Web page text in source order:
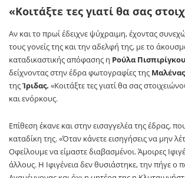
«Κοιτάξτε τες γιατί θα σας
Αν και το πρωί έδειχνε ψύχραιμη, έχοντας
τους γονείς της και την αδελφή της, με το
καταδικαστικής απόφασης η Ρούλα Πισπιρίγκου
δείχνοντας στην έδρα φωτογραφίες της Μαλένας
τηςΊριδας. «Κοιτάξτε τες γιατί θα σας
και ενόρκους.
Επίθεση έκανε και στην εισαγγελέα της έδρας,
καταδίκη της. «Όταν κάνετε εισηγήσεις να μην
Οφείλουμε να είμαστε διαβασμένοι. Άμοιρες
άλλους. Η Ιφιγένεια δεν θυσιάστηκε, την πήγε ο